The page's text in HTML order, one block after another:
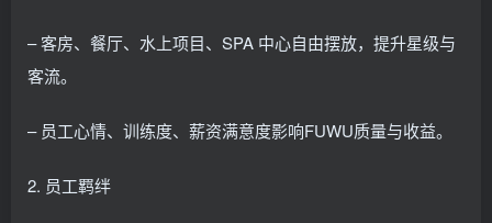
– 客房、餐厅、水上项目、SPA 中心自由摆放，提升星级与
客流。
– 员工心情、训练度、薪资满意度影响FUWU质量与收益。
2. 员工羁绊